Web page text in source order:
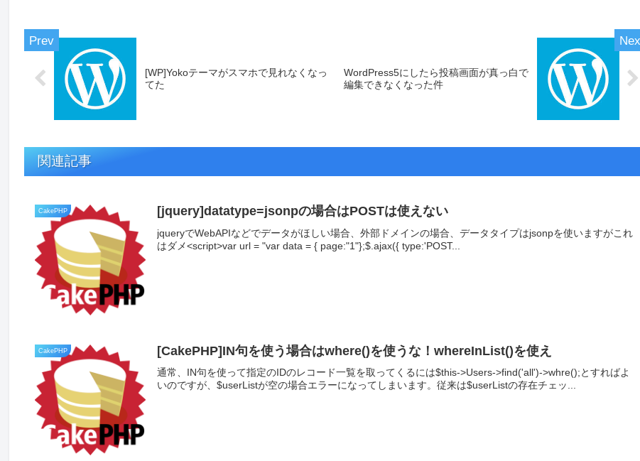
[WP]Yokoテーマがスマホで見れなくなっ
てた
WordPress5にしたら投稿画面が真っ白で
編集できなくなった件
関連記事
CakePHP [jquery]datatype=jsonpの場合はPOSTは使えない
jqueryでWebAPIなどでデータがほしい場合、外部ドメインの場合、データタイプはjsonpを使いますがこれ
はダメ<script>var url = "var data = { page:"1"};$.ajax({ type:'POST...
CakePHP [CakePHP]IN句を使う場合はwhere()を使うな！whereInList()を使え
通常、IN句を使って指定のIDのレコード一覧を取ってくるには$this->Users->find('all')->whre();とすればよ
いのですが、$userListが空の場合エラーになってしまいます。従来は$userListの存在チェッ...